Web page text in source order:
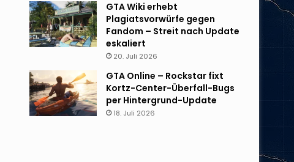
GTA Wiki erhebt
Plagiatsvorwürfe gegen
Fandom – Streit nach Update
eskaliert
20. Juli 2026
GTA Online – Rockstar fixt
Kortz-Center-Überfall-Bugs
per Hintergrund-Update
18. Juli 2026